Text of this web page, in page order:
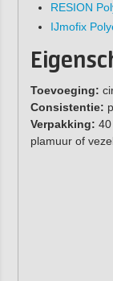
RESION
IJmofix
Toevoeging:
Consistentie:
Verpakking:
plamuur of